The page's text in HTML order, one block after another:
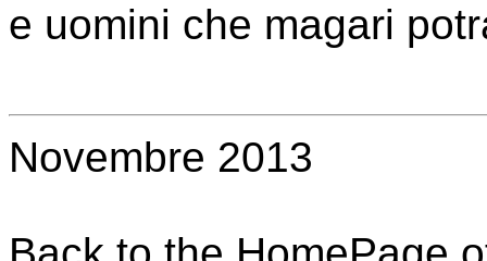
e uomini che magari
Novembre 2013